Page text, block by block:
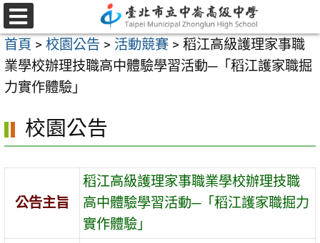
跳
至
主
要
內
區
選
單
首頁 > 校園公告 > 活動競賽 > 稻江高級護理家事職
業學校辦理技職高中體驗學習活動─「稻江護家職掘
力實作體驗」
校園公告
公告主旨
稻江高級護理家事職業學校辦理技職
高中體驗學習活動─「稻江護家職掘力
實作體驗」